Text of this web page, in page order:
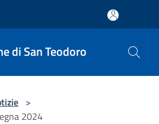
di San Teodoro
>
2024